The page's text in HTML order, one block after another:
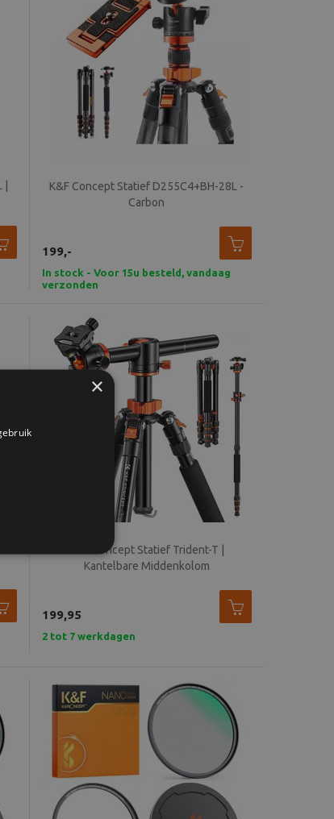
K&F Concept Statief D255C4+BH-28L -
Carbon
199,-
In stock - Voor 15u besteld, vandaag
verzonden
K&F Concept Statief Trident-T |
Kantelbare Middenkolom
199,95
2 tot 7 werkdagen
×